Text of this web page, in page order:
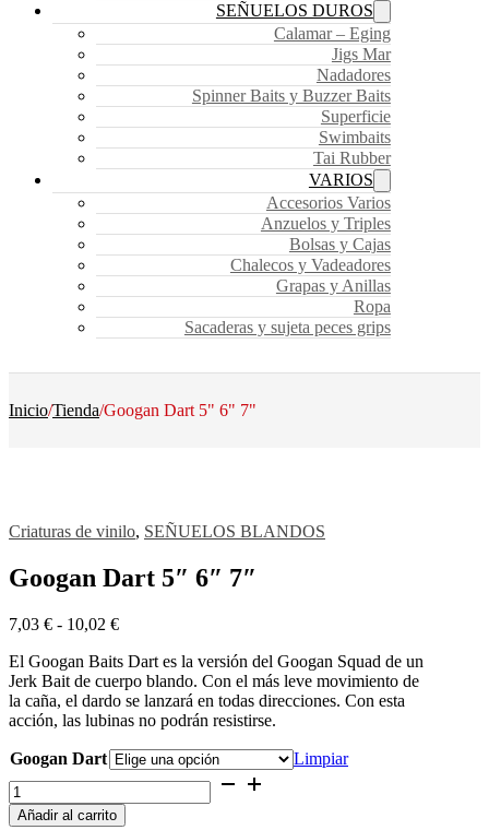
SEÑUELOS DUROS
Calamar – Eging
Jigs Mar
Nadadores
Spinner Baits y Buzzer Baits
Superficie
Swimbaits
Tai Rubber
VARIOS
Accesorios Varios
Anzuelos y Triples
Bolsas y Cajas
Chalecos y Vadeadores
Grapas y Anillas
Ropa
Sacaderas y sujeta peces grips
Inicio/Tienda/Googan Dart 5" 6" 7"
Criaturas de vinilo, SEÑUELOS BLANDOS
Googan Dart 5″ 6″ 7″
7,03 € - 10,02 €Rango
precios:
desde
7,03 €
hasta
El Googan Baits Dart es la versión del Googan Squad de un
Jerk Bait de cuerpo blando. Con el más leve movimiento de
la caña, el dardo se lanzará en todas direcciones. Con esta
acción, las lubinas no podrán resistirse.
Googan Dart
Limpiar
Googan
Dart
5"
Añadir al carrito